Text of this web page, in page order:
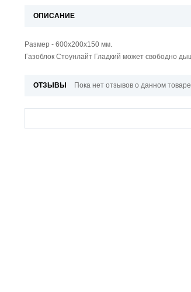
ОПИСАНИЕ
Размер - 600х200х150 мм.
Газоблок Стоунлайт Гладкий может свободно
ОТЗЫВЫ Пока нет отзывов о данном